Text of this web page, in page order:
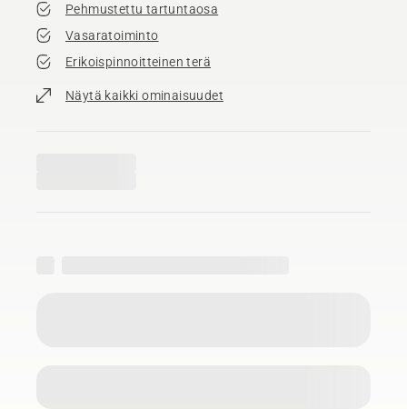
Pehmustettu tartuntaosa
Vasaratoiminto
Erikoispinnoitteinen terä
Näytä kaikki ominaisuudet